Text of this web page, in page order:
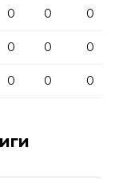
0 0 0
0 0 0
0 0 0